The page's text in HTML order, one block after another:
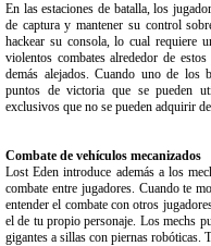
En las estaciones de batalla, los
de captura y mantener su control
hackear su consola, lo cual requiere
violentos combates alrededor de
demás alejados. Cuando uno de los
puntos de victoria que se pueden
exclusivos que no se pueden adquirir
Combate de vehículos mecanizados
Lost Eden introduce además a los
combate entre jugadores. Cuando te
entender el combate con otros
el de tu propio personaje. Los mechs
gigantes a sillas con piernas robóticas.